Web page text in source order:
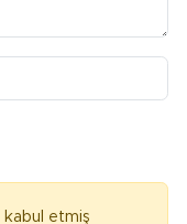
kabul etmiş